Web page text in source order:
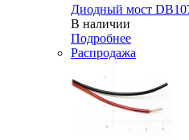
Диодный мост
В наличии
Подробнее
Распродажа